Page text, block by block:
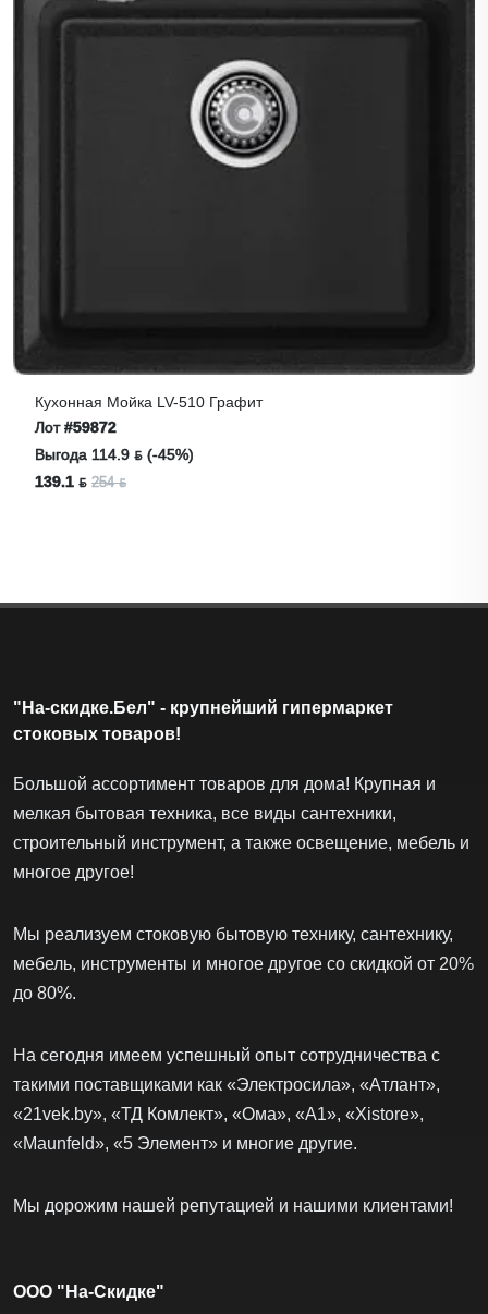
Термопот KITFORT KT-2529
Лот#57569
Выгода 63.2 ƃ (-44%)
79 ƃ 142.2 ƃ
"На-скидке.Бел" - крупнейший гипермаркет
стоковых товаров!
Большой ассортимент товаров для дома! Крупная и
мелкая бытовая техника, все виды сантехники,
строительный инструмент, а также освещение, мебель и
многое другое!
Мы реализуем стоковую бытовую технику, сантехнику,
мебель, инструменты и многое другое со скидкой от 20%
до 80%.
На сегодня имеем успешный опыт сотрудничества с
такими поставщиками как «Электросила», «Атлант»,
«21vek.by», «ТД Комлект», «Ома», «А1», «Xistore»,
«Maunfeld», «5 Элемент» и многие другие.
Мы дорожим нашей репутацией и нашими клиентами!
ООО "На-Скидке"